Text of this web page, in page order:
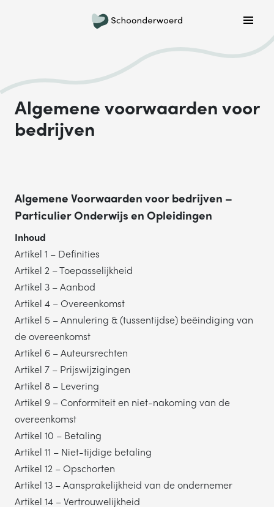
Algemene voorwaarden voor
bedrijven
Algemene Voorwaarden voor bedrijven –
Particulier Onderwijs en Opleidingen
Inhoud
Artikel 1 – Definities
Artikel 2 – Toepasselijkheid
Artikel 3 – Aanbod
Artikel 4 – Overeenkomst
Artikel 5 – Annulering & (tussentijdse) beëindiging van
de overeenkomst
Artikel 6 – Auteursrechten
Artikel 7 – Prijswijzigingen
Artikel 8 – Levering
Artikel 9 – Conformiteit en niet-nakoming van de
overeenkomst
Artikel 10 – Betaling
Artikel 11 – Niet-tijdige betaling
Artikel 12 – Opschorten
Artikel 13 – Aansprakelijkheid van de ondernemer
Artikel 14 – Vertrouwelijkheid
Plan een belafspraak
Wil je graag gebeld worden om meer informatie te
krijgen? Kies hieronder welke dag jouw voorkeur heeft
en we bellen je!
MA DI WO DO VR
Waar gaat je vraag over?
TELEFOONNUMMER
VERSTUREN
Wij verkopen nooit gegevens aan derden. Hoe wij omgaan met je
persoonsgegevens, lees je in onsprivacystatement.